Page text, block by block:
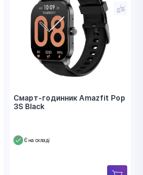
Смарт-годинник Amazfit Pop
3S Black
Є на складі